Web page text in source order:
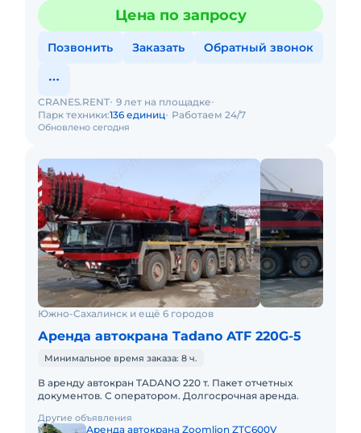
Цена по запросу
Позвонить Заказать Обратный звонок
Обновлено сегодня
CRANES.RENT 9 лет на площадке
Парк техники:136 единиц Работаем 24/7
Южно-Сахалинск и ещё 6 городов
Аренда автокрана Tadano ATF 220G-5
Минимальное время заказа: 8 ч.
В аренду автокран TADANO 220 т. Пакет отчетных
документов. С оператором. Долгосрочная аренда.
Другие объявления
Аренда автокрана Zoomlion ZTC600V